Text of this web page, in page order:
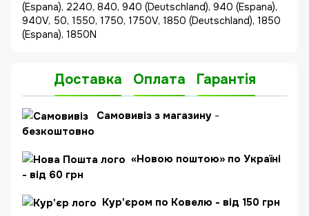
(Espana), 2240, 840, 940 (Deutschland), 940 (Espana),
940V, 50, 1550, 1750, 1750V, 1850 (Deutschland), 1850
(Espana), 1850N
Доставка Оплата Гарантія
Самовивіз з магазину -
безкоштовно
«Новою поштою» по Україні
- від 60 грн
Кур'єром по Ковелю - від 150 грн